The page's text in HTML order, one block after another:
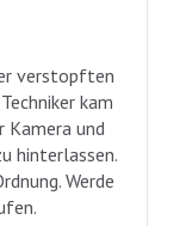
verstopften
kam
Kamera und
hinterlassen.
Werde